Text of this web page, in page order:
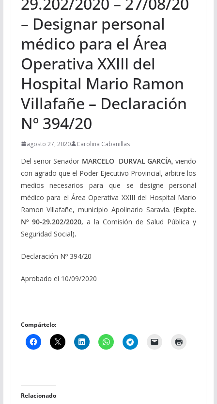
– Designar personal
médico para el Área
Operativa XXIII del
Hospital Mario Ramon
Villafañe – Declaración
Nº 394/20
agosto 27, 2020 Carolina Cabanillas
Del señor Senador MARCELO DURVAL GARCÍA, viendo
con agrado que el Poder Ejecutivo Provincial, arbitre los
medios necesarios para que se designe personal
médico para el Área Operativa XXIII del Hospital Mario
Ramon Villafañe, municipio Apolinario Saravia. (Expte.
Nº 90-29.202/2020, a la Comisión de Salud Pública y
Seguridad Social).
Declaración Nº 394/20
Aprobado el 10/09/2020
Compártelo:
Relacionado